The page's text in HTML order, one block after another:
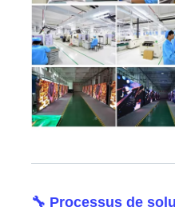
🔧 Processus de